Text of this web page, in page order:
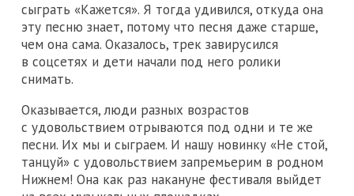
сыграть «Кажется». Я тогда удивился, откуда она
эту песню знает, потому что песня даже старше,
чем она сама. Оказалось, трек завирусился
в соцсетях и дети начали под него ролики
снимать.
Оказывается, люди разных возрастов
с удовольствием отрываются под одни и те же
песни. Их мы и сыграем. И нашу новинку «Не стой,
танцуй» с удовольствием запремьерим в родном
Нижнем! Она как раз накануне фестиваля выйдет